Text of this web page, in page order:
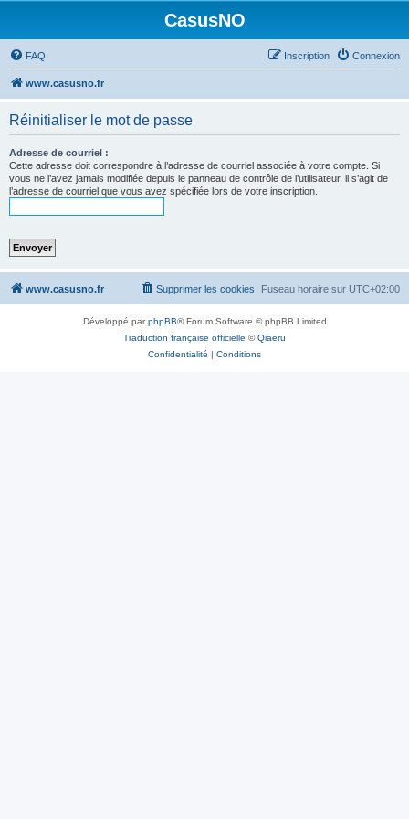
CasusNO
FAQ Connexion
Inscription
www.casusno.fr
Réinitialiser le mot de passe
Adresse de courriel :
Cette adresse doit correspondre à l’adresse de courriel associée à votre compte. Si
vous ne l’avez jamais modifiée depuis le panneau de contrôle de l’utilisateur, il s’agit de
l’adresse de courriel que vous avez spécifiée lors de votre inscription.
www.casusno.fr Fuseau horaire sur UTC+02:00
Supprimer les cookies
Développé parphpBB® Forum Software © phpBB Limited
Traduction française officielle ©Qiaeru
Confidentialité | Conditions